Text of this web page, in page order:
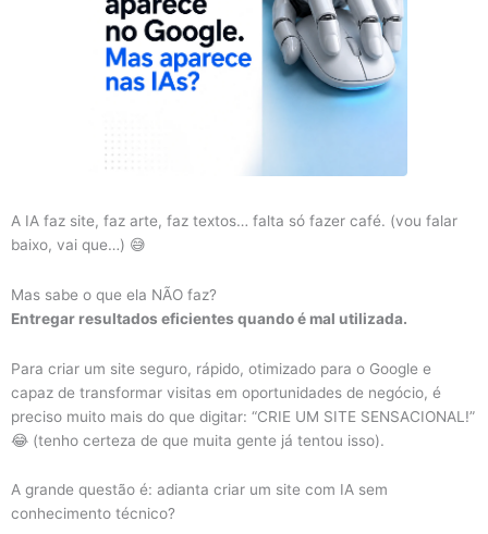
A IA faz site, faz arte, faz textos… falta só fazer café. (vou falar
baixo, vai que…) 😅
Mas sabe o que ela NÃO faz?
Entregar resultados eficientes quando é mal utilizada.
Para criar um site seguro, rápido, otimizado para o Google e
capaz de transformar visitas em oportunidades de negócio, é
preciso muito mais do que digitar: “CRIE UM SITE SENSACIONAL!”
😂 (tenho certeza de que muita gente já tentou isso).
A grande questão é: adianta criar um site com IA sem
conhecimento técnico?